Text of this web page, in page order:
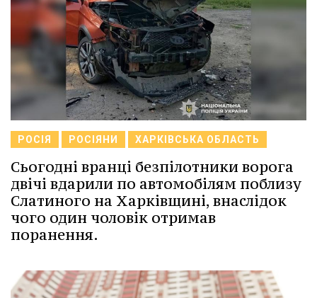
РОСІЯ РОСІЯНИ ХАРКІВСЬКА ОБЛАСТЬ
Сьогодні вранці безпілотники ворога
двічі вдарили по автомобілям поблизу
Слатиного на Харківщині, внаслідок
чого один чоловік отримав
поранення.